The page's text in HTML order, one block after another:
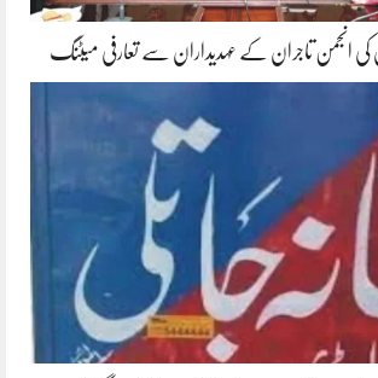
کی انجمن تاجران کے عہدیداران سے تعارفی میٹنگ